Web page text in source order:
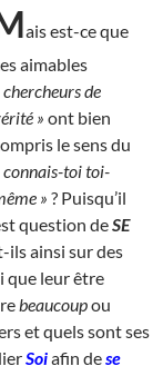
ais est-ce que
aimables
chercheurs de
» ont bien
le sens du
connais-toi toi-
» ? Puisqu’il
question deSE
ils ainsi sur des
que leur être
beaucoupou
et quels sont ses
Soiafin dese